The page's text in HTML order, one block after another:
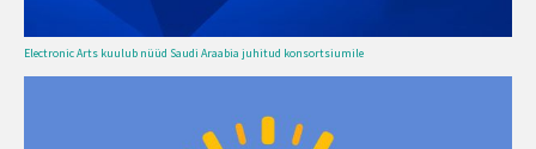
Electronic Arts kuulub nüüd Saudi Araabia juhitud konsortsiumile